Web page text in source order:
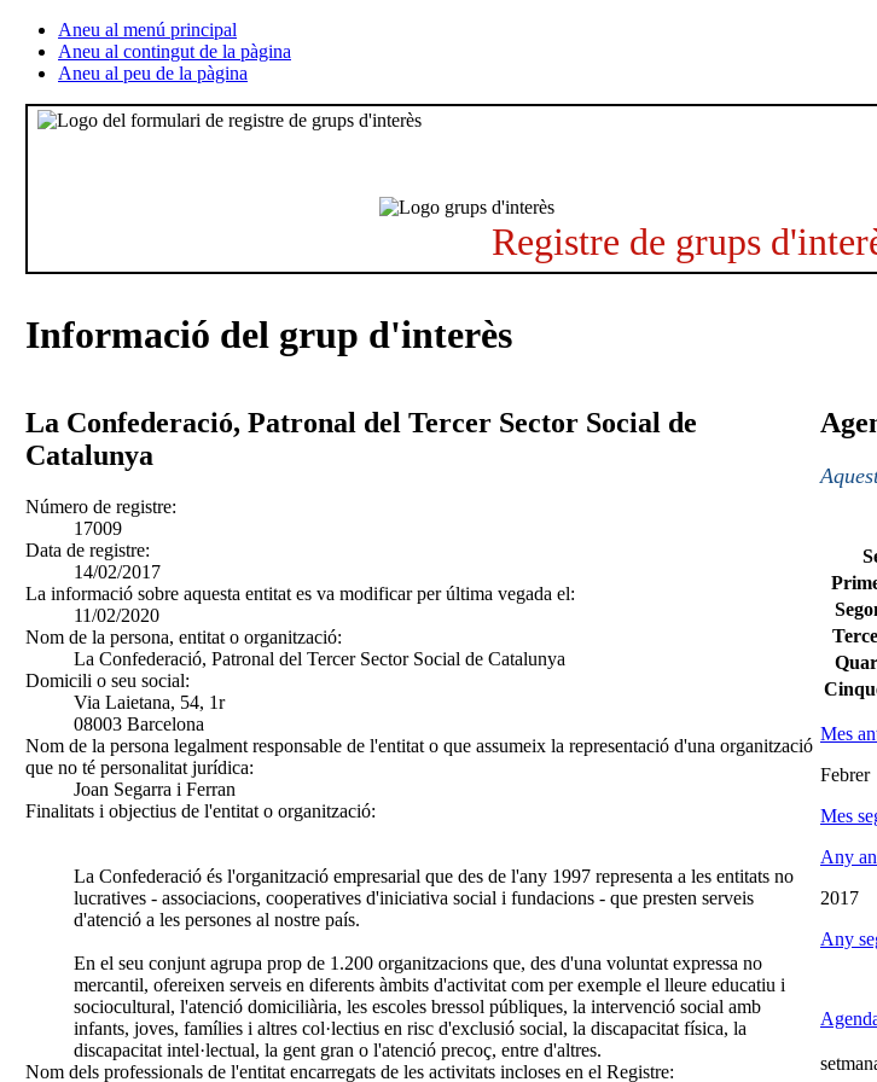
Aneu al menú principal
Aneu al contingut de la pàgina
Aneu al peu de la pàgina
Registre de grups
Informació del grup d'interès
La Confederació, Patronal del Tercer Sector Social de
Catalunya
Número de registre:
17009
Data de registre:
14/02/2017
La informació sobre aquesta entitat es va modificar per última vegada el:
11/02/2020
Nom de la persona, entitat o organització:
La Confederació, Patronal del Tercer Sector Social de Catalunya
Domicili o seu social:
Via Laietana, 54, 1r
08003 Barcelona
Nom de la persona legalment responsable de l'entitat o que assumeix la representació d'una organització
que no té personalitat jurídica:
Joan Segarra i Ferran
Finalitats i objectius de l'entitat o organització:
La Confederació és l'organització empresarial que des de l'any 1997 representa a les entitats no
lucratives - associacions, cooperatives d'iniciativa social i fundacions - que presten serveis
d'atenció a les persones al nostre país.
En el seu conjunt agrupa prop de 1.200 organitzacions que, des d'una voluntat expressa no
mercantil, ofereixen serveis en diferents àmbits d'activitat com per exemple el lleure educatiu i
sociocultural, l'atenció domiciliària, les escoles bressol públiques, la intervenció social amb
infants, joves, famílies i altres col·lectius en risc d'exclusió social, la discapacitat física, la
discapacitat intel·lectual, la gent gran o l'atenció precoç, entre d'altres.
Nom dels professionals de l'entitat encarregats de les activitats incloses en el Registre:
Mes
Febrer
Mes
Any
2017
Any